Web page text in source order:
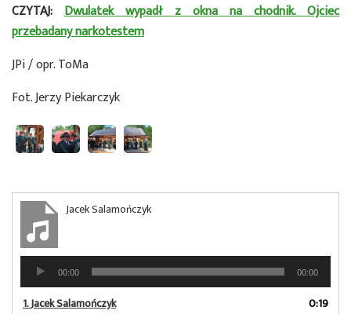
CZYTAJ: Dwulatek wypadł z okna na chodnik. Ojciec
przebadany narkotestem
JPi / opr. ToMa
Fot. Jerzy Piekarczyk
Jacek Salamończyk
Odtwarzacz
plików
dźwiękowych
00:00 00:00
1.Jacek Salamończyk 0:19